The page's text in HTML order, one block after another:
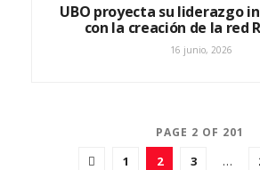
UBO proyecta su liderazgo
con la creación de la red
16 junio, 2026
PAGE 2 OF 201
1 2 3 …